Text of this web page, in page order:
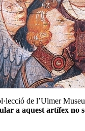
de l’Ulmer
a aquest artífex